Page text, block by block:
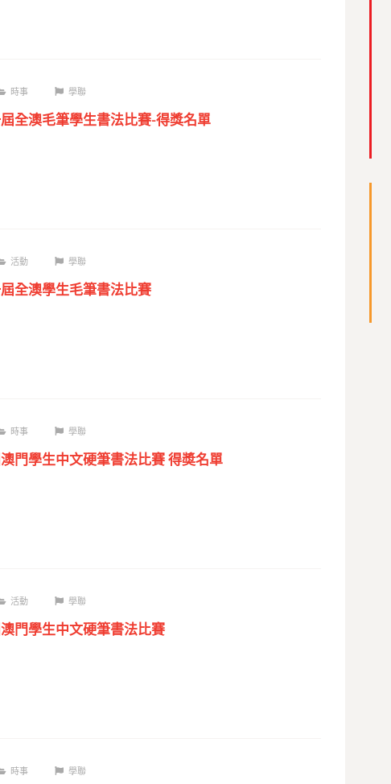
時事 學聯
全澳毛筆學生書法比賽-得獎名單
活動 學聯
全澳學生毛筆書法比賽
時事 學聯
門學生中文硬筆書法比賽 得奬名單
活動 學聯
門學生中文硬筆書法比賽
時事 學聯